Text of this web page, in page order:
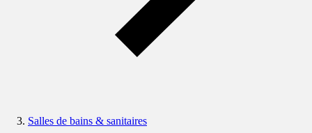
Salles de bains & sanitaires